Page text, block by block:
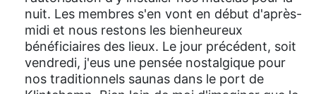
nuit. Les membres s'en vont en début d'après-
midi et nous restons les bienheureux
bénéficiaires des lieux. Le jour précédent, soit
vendredi, j'eus une pensée nostalgique pour
nos traditionnels saunas dans le port de